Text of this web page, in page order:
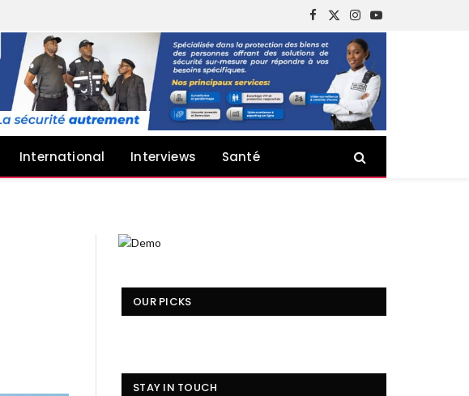
Facebook
X
(Twitter)
Instagram
YouTube
International Interviews Santé
OUR PICKS
STAY IN TOUCH